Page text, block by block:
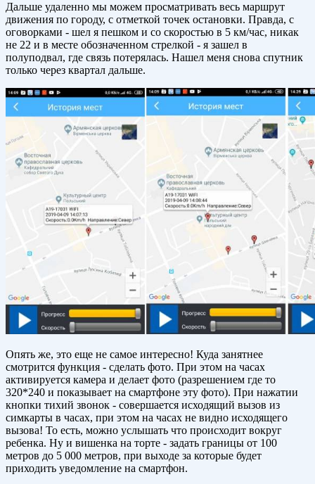
Дальше удаленно мы можем просматривать весь маршрут
движения по городу, с отметкой точек остановки. Правда, с
оговорками - шел я пешком и со скоростью в 5 км/час, никак
не 22 и в месте обозначенном стрелкой - я зашел в
полуподвал, где связь потерялась. Нашел меня снова спутник
только через квартал дальше.
Опять же, это еще не самое интересно! Куда занятнее
смотрится функция - сделать фото. При этом на часах
активируется камера и делает фото (разрешением где то
320*240 и показывает на смартфоне эту фото). При нажатии
кнопки тихий звонок - совершается исходящий вызов из
симкарты в часах, при этом на часах не видно исходящего
вызова! То есть, можно услышать что происходит вокруг
ребенка. Ну и вишенка на торте - задать границы от 100
метров до 5 000 метров, при выходе за которые будет
приходить уведомление на смартфон.